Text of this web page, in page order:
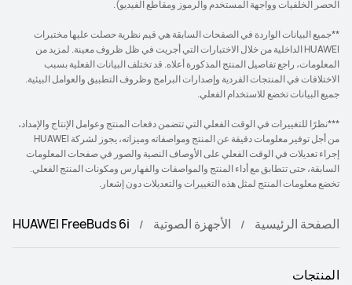
الحصر الخلفيات وواجهة المستخدم والرموز ومقاطع الفيديو).
**جميع البيانات الواردة في الصفحات السابقة هي قيم نظرية حصلت عليها مختبرات
HUAWEI الداخلية من خلال الاختبارات التي أجريت في ظل ظروف معينة. لمزيد من
المعلومات، راجع تفاصيل المنتج المذكورة أعلاه. قد تختلف البيانات الفعلية بسبب
الاختلافات في المنتجات الفردية وإصدارات البرامج وظروف التطبيق والعوامل البيئية.
جميع البيانات تخضع للاستخدام الفعلي.
***نظرًا للتغييرات في الوقت الفعلي التي تتضمن دفعات المنتج وعوامل الإنتاج والإمداد،
من أجل توفير معلومات دقيقة عن المنتج ومواصفاته وميزاته، يجوز لشركة HUAWEI
إجراء تعديلات في الوقت الفعلي على الأوصاف النصية والصور في صفحات المعلومات
السابقة، حتى تتطابق مع أداء المنتج والمواصفات والفهارس ومكونات المنتج الفعلي.
تخضع معلومات المنتج لمثل هذه التغييرات والتعديلات دون إشعار.
الصفحة الرئيسية الأجهزة الصوتية HUAWEI FreeBuds 6i
المنتجات